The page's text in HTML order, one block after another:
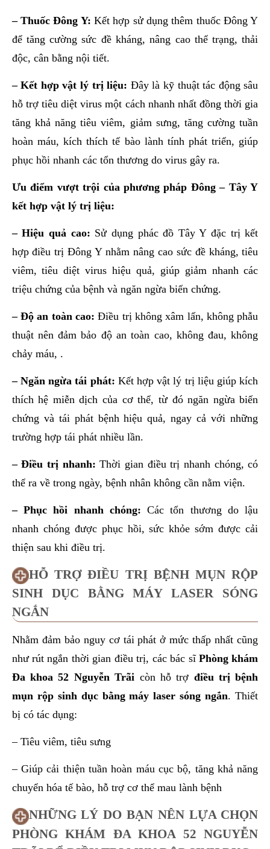
– Thuốc Đông Y: Kết hợp sử dụng thêm thuốc Đông Y
để tăng cường sức đề kháng, nâng cao thể trạng, thải
độc, cân bằng nội tiết.
– Kết hợp vật lý trị liệu: Đây là kỹ thuật tác động sâu
hỗ trợ tiêu diệt virus một cách nhanh nhất đồng thời gia
tăng khả năng tiêu viêm, giảm sưng, tăng cường tuần
hoàn máu, kích thích tế bào lành tính phát triển, giúp
phục hồi nhanh các tổn thương do virus gây ra.
Ưu điểm vượt trội của phương pháp Đông – Tây Y
kết hợp vật lý trị liệu:
– Hiệu quả cao: Sử dụng phác đồ Tây Y đặc trị kết
hợp điều trị Đông Y nhằm nâng cao sức đề kháng, tiêu
viêm, tiêu diệt virus hiệu quả, giúp giảm nhanh các
triệu chứng của bệnh và ngăn ngừa biến chứng.
– Độ an toàn cao: Điều trị không xâm lấn, không phẫu
thuật nên đảm bảo độ an toàn cao, không đau, không
chảy máu, .
– Ngăn ngừa tái phát: Kết hợp vật lý trị liệu giúp kích
thích hệ miễn dịch của cơ thể, từ đó ngăn ngừa biến
chứng và tái phát bệnh hiệu quả, ngay cả với những
trường hợp tái phát nhiều lần.
– Điều trị nhanh: Thời gian điều trị nhanh chóng, có
thể ra về trong ngày, bệnh nhân không cần nằm viện.
– Phục hồi nhanh chóng: Các tổn thương do lậu
nhanh chóng được phục hồi, sức khỏe sớm được cải
thiện sau khi điều trị.
HỖ TRỢ ĐIỀU TRỊ BỆNH MỤN RỘP
SINH DỤC BẰNG MÁY LASER SÓNG
NGẮN
Nhằm đảm bảo nguy cơ tái phát ở mức thấp nhất cũng
như rút ngắn thời gian điều trị, các bác sĩ Phòng khám
Đa khoa 52 Nguyễn Trãi còn hỗ trợ điều trị bệnh
mụn rộp sinh dục bằng máy laser sóng ngắn. Thiết
bị có tác dụng:
– Tiêu viêm, tiêu sưng
– Giúp cải thiện tuần hoàn máu cục bộ, tăng khả năng
chuyển hóa tế bào, hỗ trợ cơ thể mau lành bệnh
NHỮNG LÝ DO BẠN NÊN LỰA CHỌN
PHÒNG KHÁM ĐA KHOA 52 NGUYỄN